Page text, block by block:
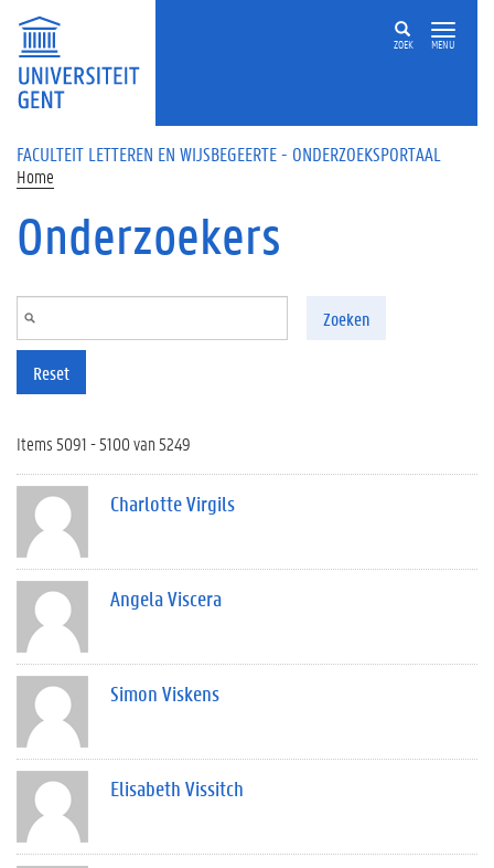
Overslaan en naar de inhoud gaan
ZOEK MENU
FACULTEIT LETTEREN EN WIJSBEGEERTE - ONDERZOEKSPORTAAL
Home
Onderzoekers
Zoeken
Reset
Items 5091 - 5100 van 5249
Charlotte Virgils
Angela Viscera
Simon Viskens
Elisabeth Vissitch